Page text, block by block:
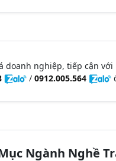
nghiệp, tiếp cận với
/ 0912.005.564
Ngành Nghề